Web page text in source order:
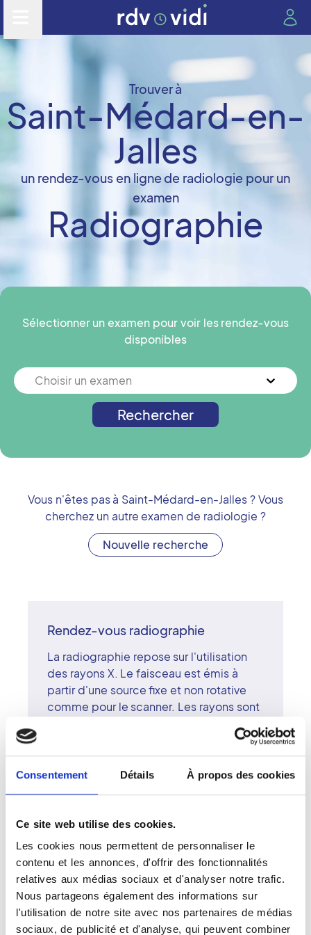
Consentement Détails À propos des cookies
Ce site web utilise des cookies.
Les cookies nous permettent de personnaliser le
contenu et les annonces, d'offrir des fonctionnalités
relatives aux médias sociaux et d'analyser notre trafic.
Nous partageons également des informations sur
l'utilisation de notre site avec nos partenaires de médias
sociaux, de publicité et d'analyse, qui peuvent combiner
Trouver à
Saint-Médard-en-
Jalles
un rendez-vous en ligne de radiologie pour un
examen
Radiographie
Sélectionner un examen pour voir les rendez-vous
disponibles
Choisir un examen
Rechercher
Vous n'êtes pas à Saint-Médard-en-Jalles? Vous
cherchez un autre examen de radiologie ?
Nouvelle recherche
Rendez-vous radiographie
La radiographie repose sur l'utilisation
des rayons X. Le faisceau est émis à
partir d'une source fixe et non rotative
comme pour le scanner. Les rayons sont
derniers - avant d'être recueillis sur une
pellicule photosensible placée derrière
selon la densité des tissus traversés. La
radiographie est contre-indiquée chez
les femmes enceintes ou susceptibles
de l'être.